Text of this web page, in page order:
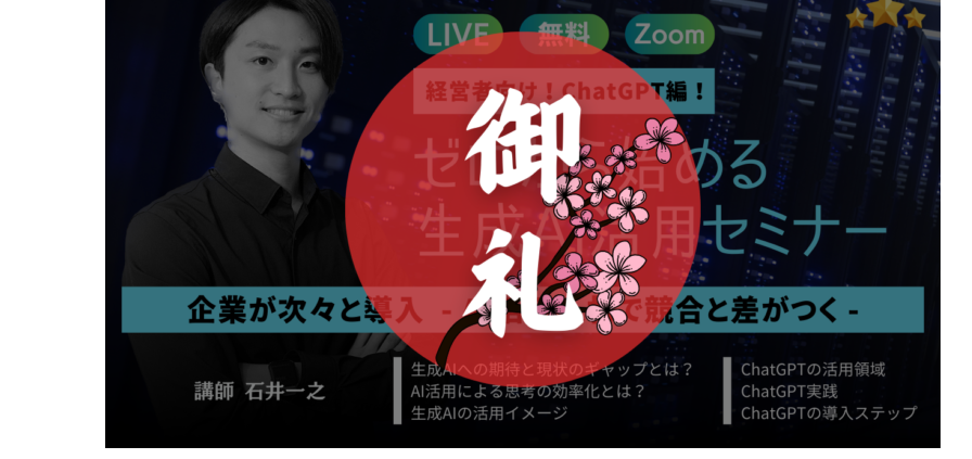
AIリスキリング
ChatGPTを活用した業務改善研修
ACCESS